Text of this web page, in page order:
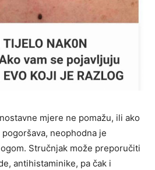
mjere ne pomažu, ili ako
neophodna je
Stručnjak može preporučiti
antihistaminike, pa čak i